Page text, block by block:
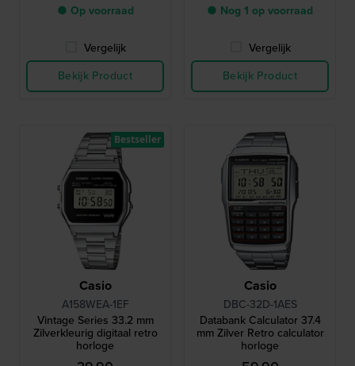
● Op voorraad
Vergelijk
Bekijk Product
● Nog 1 op voorraad
Vergelijk
Bekijk Product
Casio
A158WEA-1EF
Vintage Series 33.2 mm
Zilverkleurig digitaal retro
horloge
Bestseller
Casio
DBC-32D-1AES
Databank Calculator 37.4
mm Zilver Retro calculator
horloge